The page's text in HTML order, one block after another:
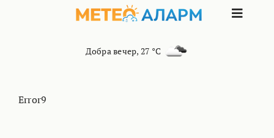
Toggle
Добра вечер, 27 °C
Error9